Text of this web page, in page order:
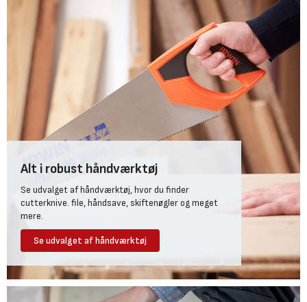
Alt i robust håndværktøj
Se udvalget af håndværktøj, hvor du finder
cutterknive. file, håndsave, skiftenøgler og meget
mere.
Se udvalget af håndværktøj